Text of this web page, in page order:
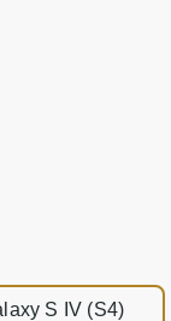
S IV (S4)